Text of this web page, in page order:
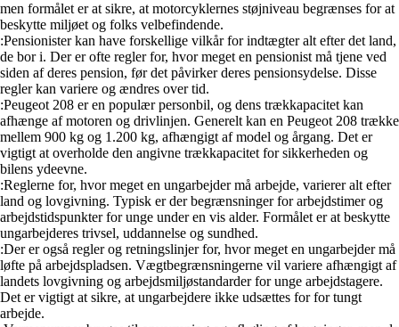
men formålet er at sikre, at motorcyklernes støjniveau begrænses for at
beskytte miljøet og folks velbefindende.
:Pensionister kan have forskellige vilkår for indtægter alt efter det land,
de bor i. Der er ofte regler for, hvor meget en pensionist må tjene ved
siden af deres pension, før det påvirker deres pensionsydelse. Disse
regler kan variere og ændres over tid.
:Peugeot 208 er en populær personbil, og dens trækkapacitet kan
afhænge af motoren og drivlinjen. Generelt kan en Peugeot 208 trække
mellem 900 kg og 1.200 kg, afhængigt af model og årgang. Det er
vigtigt at overholde den angivne trækkapacitet for sikkerheden og
bilens ydeevne.
:Reglerne for, hvor meget en ungarbejder må arbejde, varierer alt efter
land og lovgivning. Typisk er der begrænsninger for arbejdstimer og
arbejdstidspunkter for unge under en vis alder. Formålet er at beskytte
ungarbejderes trivsel, uddannelse og sundhed.
:Der er også regler og retningslinjer for, hvor meget en ungarbejder må
løfte på arbejdspladsen. Vægtbegrænsningerne vil variere afhængigt af
landets lovgivning og arbejdsmiljøstandarder for unge arbejdstagere.
Det er vigtigt at sikre, at ungarbejdere ikke udsættes for for tungt
arbejde.